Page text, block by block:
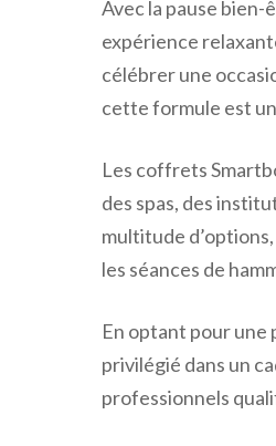
Avec la pause bien-
expérience
célébrer une
cette formule est
Les coffrets
des spas, des
multitude
les séances de
En optant pour une
privilégié dans un
professionnels